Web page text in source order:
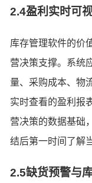
2.4盈利实时可
库存管理软件的价
营决策支撑。系统
量、采购成本、物
实时查看的盈利报
营决策的数据基础
结后第一时间了解
2.5缺货预警与